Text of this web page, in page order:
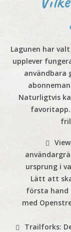
Lagunen har
upplever
användbara
Naturligtvis
favoritapp.
ursprung i
Lätt att
första hand
med
Trailforks: